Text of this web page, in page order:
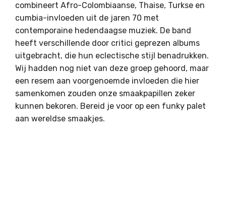
combineert Afro-Colombiaanse, Thaise, Turkse en
cumbia-invloeden uit de jaren 70 met
contemporaine hedendaagse muziek. De band
heeft verschillende door critici geprezen albums
uitgebracht, die hun eclectische stijl benadrukken.
Wij hadden nog niet van deze groep gehoord, maar
een resem aan voorgenoemde invloeden die hier
samenkomen zouden onze smaakpapillen zeker
kunnen bekoren. Bereid je voor op een funky palet
aan wereldse smaakjes.